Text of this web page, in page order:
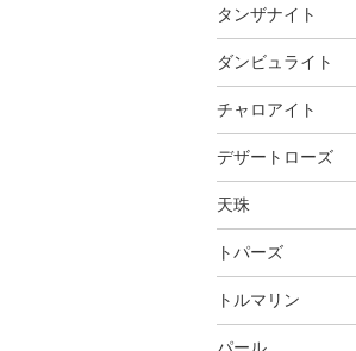
タンザナイト
ダンビュライト
チャロアイト
デザートローズ
天珠
トパーズ
トルマリン